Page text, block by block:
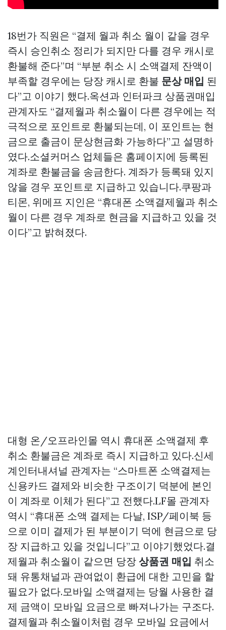
18번가 직원은 “결제 월과 취소 월이 같을 경우
즉시 승인취소 정리가 되지만 다를 경우 캐시로
환불해 준다”며 “부분 취소 시 소액결제 잔액이
부족할 경우에는 당장 캐시로 환불 문상 매입 된
다”고 이야기 했다.옥션과 인터파크 상품권매입
관계자도 “결제월과 취소월이 다른 경우에는 적
극적으로 포인트로 환불되는데, 이 포인트는 현
금으로 출금이 문상현금화 가능하다”고 설명하
였다.소셜커머스 업체들은 홈페이지에 등록된
계좌로 환불금을 송금한다. 계좌가 등록돼 있지
않을 경우 포인트로 지급하고 있습니다.쿠팡과
티몬, 위메프 지인은 “휴대폰 소액결제월과 취소
월이 다른 경우 계좌로 현금을 지급하고 있을 것
이다”고 밝혀졌다.
대형 온/오프라인몰 역시 휴대폰 소액결제 후
취소 환불금은 계좌로 즉시 지급하고 있다.신세
계인터내셔널 관계자는 “스마트폰 소액결제는
신용카드 결제와 비슷한 구조이기 덕분에 본인
이 계좌로 이체가 된다”고 전했다.LF몰 관계자
역시 “휴대폰 소액 결제는 다날, ISP/페이북 등
으로 이미 결제가 된 부분이기 덕에 현금으로 당
장 지급하고 있을 것입니다”고 이야기했었다.결
제월과 취소월이 같으면 당장 상품권 매입 취소
돼 유통채널과 관여없이 환급에 대한 고민을 할
필요가 없다.모바일 소액결제는 당월 사용한 결
제 금액이 모바일 요금으로 빠져나가는 구조다.
결제월과 취소월이처럼 경우 모바일 요금에서